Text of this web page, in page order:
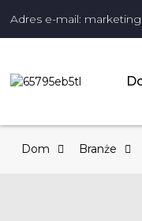
Adres e-mail:
Dom Branże